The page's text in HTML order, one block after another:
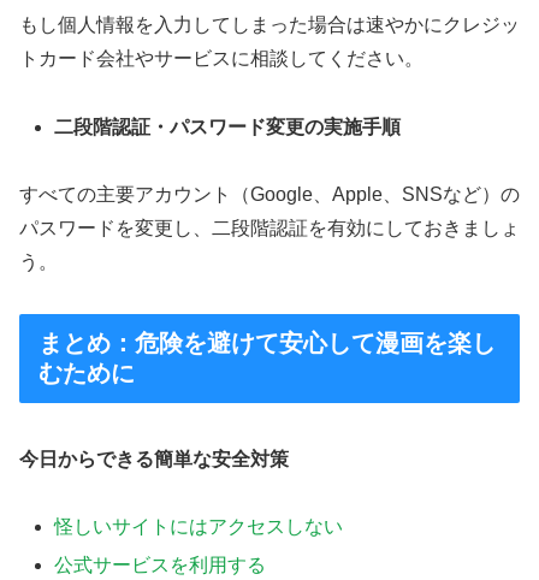
もし個人情報を入力してしまった場合は速やかにクレジッ
トカード会社やサービスに相談してください。
二段階認証・パスワード変更の実施手順
すべての主要アカウント（Google、Apple、SNSなど）の
パスワードを変更し、二段階認証を有効にしておきましょ
う。
まとめ：危険を避けて安心して漫画を楽し
むために
今日からできる簡単な安全対策
怪しいサイトにはアクセスしない
公式サービスを利用する